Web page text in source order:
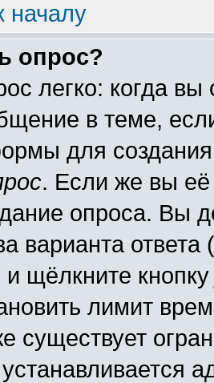
началу
опрос?
легко: когда
в теме,
для
. Если же вы её
опроса. Вы
варианта ответа
и щёлкните
лимит
существует